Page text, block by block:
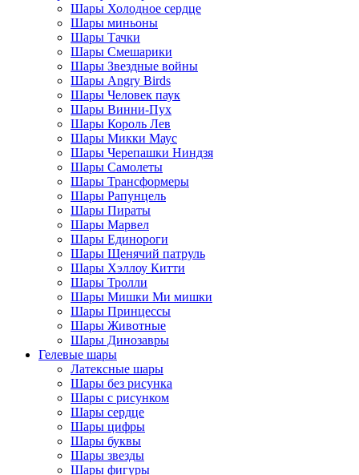
Шары Холодное сердце
Шары миньоны
Шары Тачки
Шары Смешарики
Шары Звездные войны
Шары Angry Birds
Шары Человек паук
Шары Винни-Пух
Шары Король Лев
Шары Микки Маус
Шары Черепашки Ниндзя
Шары Самолеты
Шары Трансформеры
Шары Рапунцель
Шары Пираты
Шары Марвел
Шары Единороги
Шары Щенячий патруль
Шары Хэллоу Китти
Шары Тролли
Шары Мишки Ми мишки
Шары Принцессы
Шары Животные
Шары Динозавры
Гелевые шары
Латексные шары
Шары без рисунка
Шары с рисунком
Шары сердце
Шары цифры
Шары буквы
Шары звезды
Шары фигуры